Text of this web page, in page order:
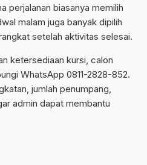
perjalanan biasanya memilih
malam juga banyak dipilih
setelah aktivitas selesai.
ketersediaan kursi, calon
WhatsApp 0811-2828-852.
jumlah penumpang,
admin dapat membantu